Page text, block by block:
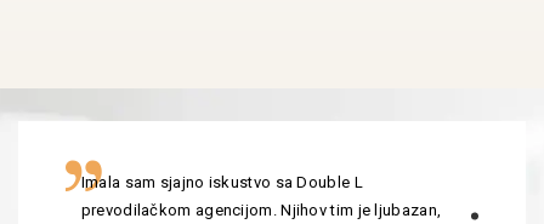
Imala sam sjajno iskustvo sa Double L
prevodilačkom agencijom. Njihov tim je ljubazan,